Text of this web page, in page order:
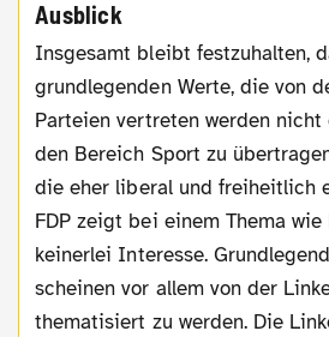
Ausblick
Insgesamt bleibt festzuhalten, dass die
grundlegenden Werte, die von
Parteien vertreten werden nicht
den Bereich Sport zu
die eher liberal und freiheitlich
FDP zeigt bei einem Thema
keinerlei Interesse.
scheinen vor allem von der
thematisiert zu werden. Die